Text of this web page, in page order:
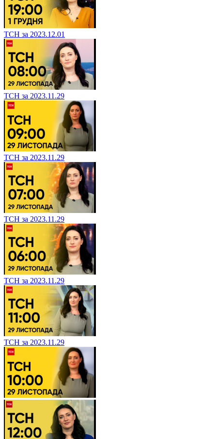
ТСН за 2023.12.01
ТСН за 2023.11.29
ТСН за 2023.11.29
ТСН за 2023.11.29
ТСН за 2023.11.29
ТСН за 2023.11.29